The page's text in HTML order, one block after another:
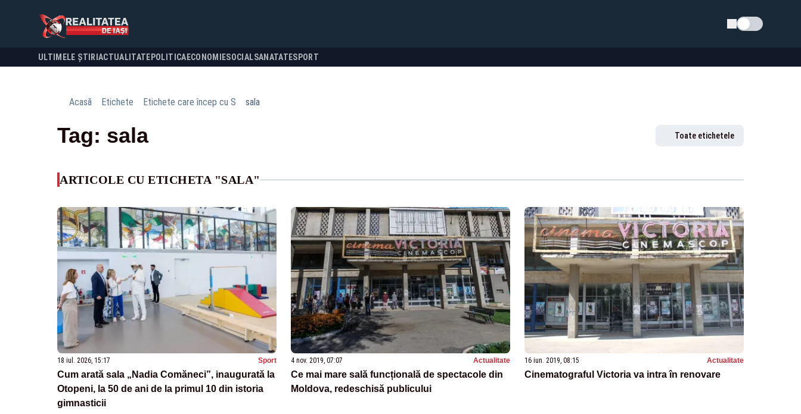
Schimba tema
ULTIMELE ȘTIRI ACTUALITATE POLITICA ECONOMIESOCIALSANATATESPORT
Acasă Etichete Etichete care încep cu S sala
Tag: sala Toate etichetele
ARTICOLE CU ETICHETA "SALA"
18 iul. 2026, 15:17 Sport
Cum arată sala „Nadia Comăneci”, inaugurată la
Otopeni, la 50 de ani de la primul 10 din istoria
gimnasticii
4 nov. 2019, 07:07 Actualitate
Ce mai mare sală funcțională de spectacole din
Moldova, redeschisă publicului
16 iun. 2019, 08:15 Actualitate
Cinematograful Victoria va intra în renovare